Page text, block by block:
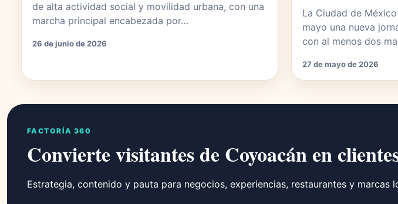
de alta actividad social y movilidad urbana, con una
marcha principal encabezada por…
26 de junio de 2026
La Ciudad de
mayo una nueva
con al menos dos
27 de mayo de 2026
FACTORÍA 360
Convierte visitantes de Coyoacán en
Estrategia, contenido y pauta para negocios, experiencias, restaurantes y marcas